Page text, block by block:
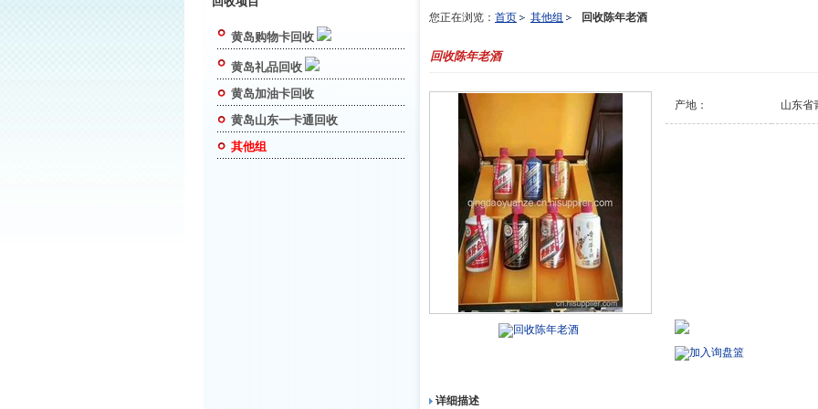
黄岛购物卡回收
黄岛礼品回收
黄岛加油卡回收
黄岛山东一卡通回收
其他组
您正在浏览： 首页 其他组 回收陈年老酒
回收陈年老酒
产地： 山东省
加入询盘篮
回收陈年老酒
详细描述